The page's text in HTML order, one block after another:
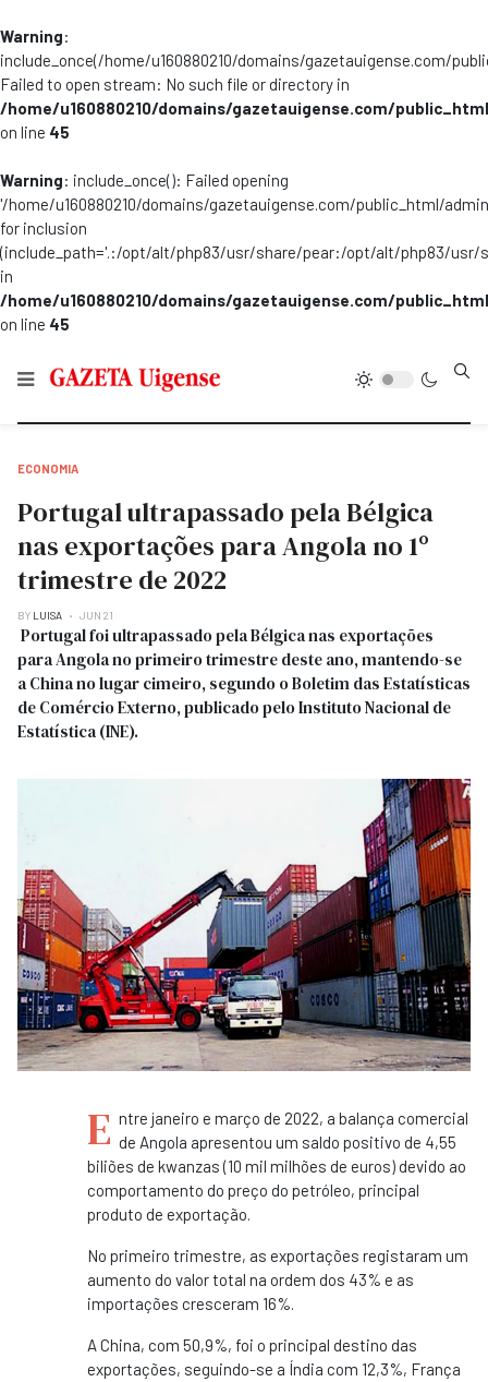
Warning:
include_once(/home/u160880210/domains/gazetauigense.com/
Failed to open stream: No such file or directory in
/home/u160880210/domains/gazetauigense.com/
on line 45
Warning: include_once(): Failed opening
'/home/u160880210/domains/gazetauigense.com/public_html/
for inclusion
(include_path='.:/opt/alt/php83/usr/share/pear:/opt/alt/php83/
in
/home/u160880210/domains/gazetauigense.com/
on line 45
ECONOMIA
Portugal ultrapassado pela Bélgica
nas exportações para Angola no 1º
trimestre de 2022
BY LUISA JUN 21
Portugal foi ultrapassado pela Bélgica nas exportações
para Angola no primeiro trimestre deste ano, mantendo-se
a China no lugar cimeiro, segundo o Boletim das Estatísticas
de Comércio Externo, publicado pelo Instituto Nacional de
Estatística (INE).
E ntre janeiro e março de 2022, a balança comercial
de Angola apresentou um saldo positivo de 4,55
biliões de kwanzas (10 mil milhões de euros) devido ao
comportamento do preço do petróleo, principal
produto de exportação.
No primeiro trimestre, as exportações registaram um
aumento do valor total na ordem dos 43% e as
importações cresceram 16%.
A China, com 50,9%, foi o principal destino das
exportações, seguindo-se a Índia com 12,3%, França